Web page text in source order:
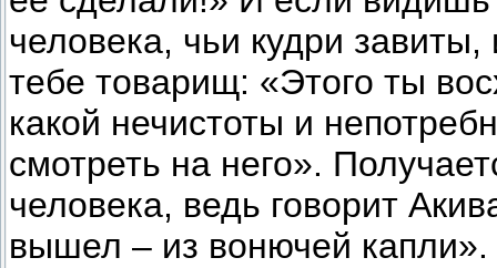
человека, чьи кудри
тебе товарищ: «Этого ты
какой нечистоты и
смотреть на него».
человека, ведь говорит
вышел – из вонючей капли».